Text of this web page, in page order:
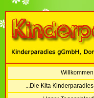
Willkommen
...Die Kita Kinderparadies